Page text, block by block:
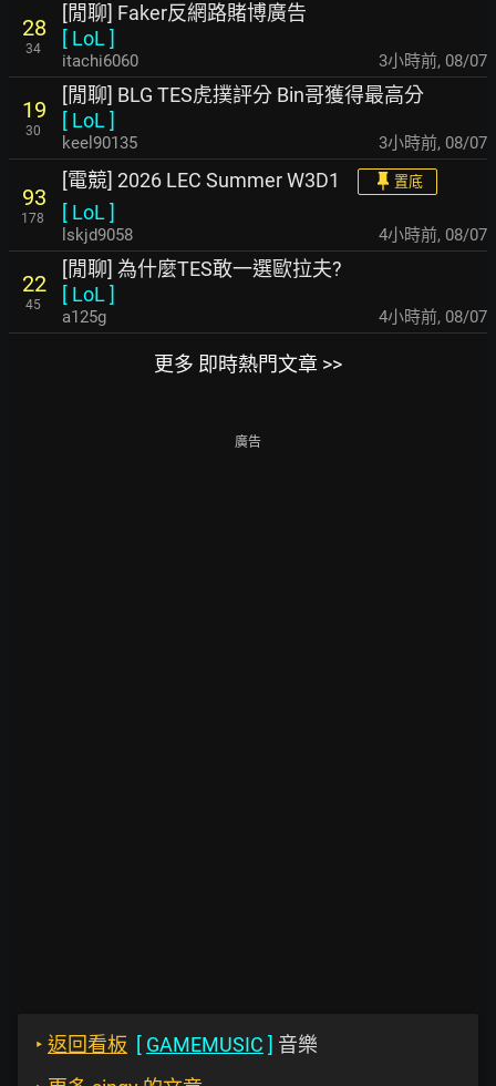
28
34
[閒聊] Faker反網路賭博廣告
[ LoL ]
itachi6060 3小時前, 08/07
19
30
[閒聊] BLG TES虎撲評分 Bin哥獲得最高分
[ LoL ]
keel90135 3小時前, 08/07
93
178
[電競] 2026 LEC Summer W3D1 置底
[ LoL ]
lskjd9058 4小時前, 08/07
22
45
[閒聊] 為什麼TES敢一選歐拉夫?
[ LoL ]
a125g 4小時前, 08/07
更多 即時熱門文章 >>
廣告
‣ 返回看板 [ GAMEMUSIC ] 音樂